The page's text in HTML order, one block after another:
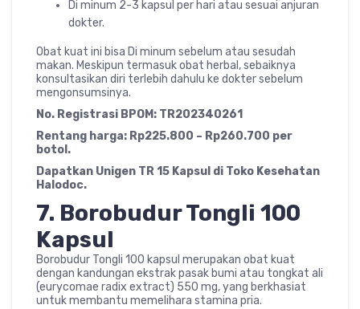
Di minum 2-3 kapsul per hari atau sesuai anjuran
dokter.
Obat kuat ini bisa Di minum sebelum atau sesudah
makan. Meskipun termasuk obat herbal, sebaiknya
konsultasikan diri terlebih dahulu ke dokter sebelum
mengonsumsinya.
No. Registrasi BPOM: TR202340261
Rentang harga: Rp225.800 – Rp260.700 per
botol.
Dapatkan Unigen TR 15 Kapsul di Toko Kesehatan
Halodoc.
7. Borobudur Tongli 100
Kapsul
Borobudur Tongli 100 kapsul merupakan obat kuat
dengan kandungan ekstrak pasak bumi atau tongkat ali
(eurycomae radix extract) 550 mg, yang berkhasiat
untuk membantu memelihara stamina pria.